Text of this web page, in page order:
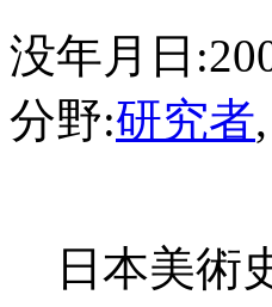
没年月日
分野:研究者,
日本美術